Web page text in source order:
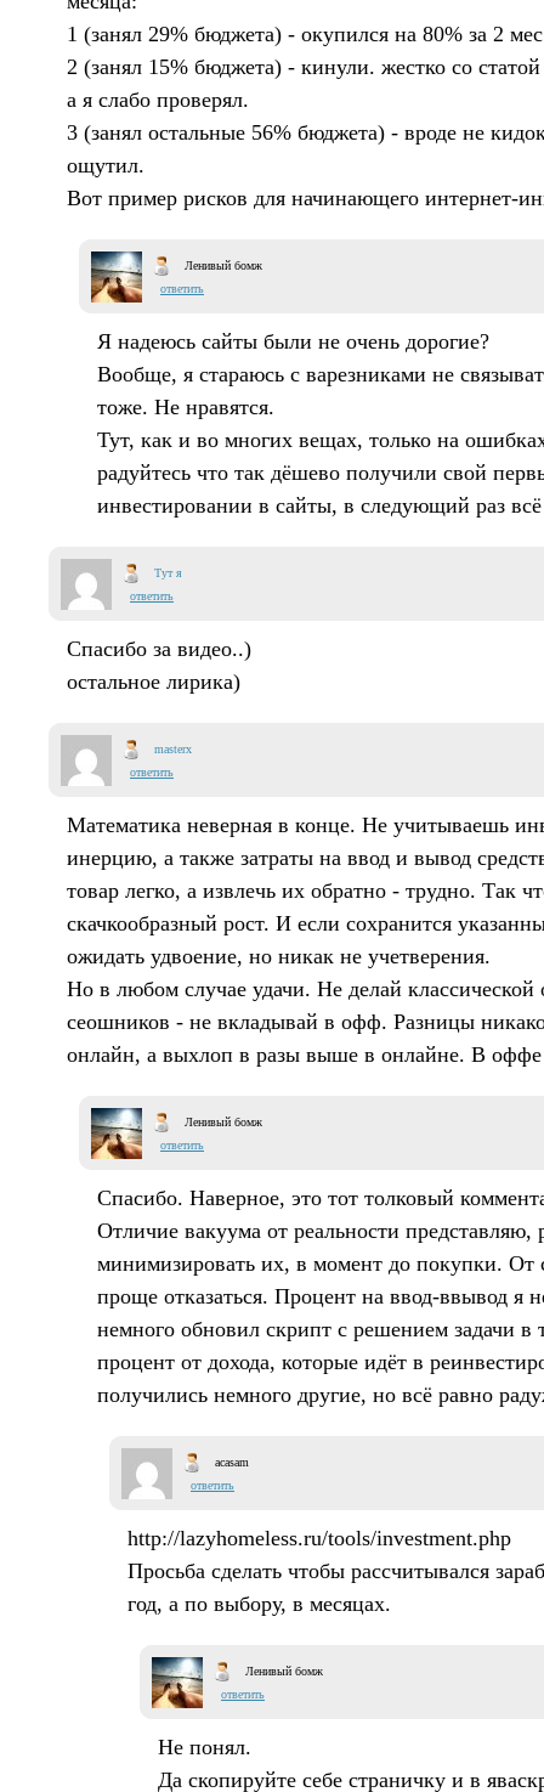
1 (занял 29% бюджета) - окупился на 80% за 2
2 (занял 15% бюджета) - кинули. жестко со
а я слабо проверял.
3 (занял остальные 56% бюджета) - вроде не
ощутил.
Вот пример рисков для начинающего интернет-
Ленивый бомж
ответить
Я надеюсь сайты были не очень дорогие?
Вообще, я стараюсь с варезниками не
тоже. Не нравятся.
Тут, как и во многих вещах, только на
радуйтесь что так дёшево получили свой
инвестировании в сайты, в следующий раз
Тут я
ответить
Спасибо за видео..)
остальное лирика)
masterx
ответить
Математика неверная в конце. Не учитываешь
инерцию, а также затраты на ввод и вывод
товар легко, а извлечь их обратно - трудно. Так
скачкообразный рост. И если сохранится
ожидать удвоение, но никак не учетверения.
Но в любом случае удачи. Не делай
сеошников - не вкладывай в офф. Разницы
онлайн, а выхлоп в разы выше в онлайне. В
Ленивый бомж
ответить
Спасибо. Наверное, это тот толковый
Отличие вакуума от реальности представляю,
минимизировать их, в момент до покупки. От
проще отказаться. Процент на ввод-ввывод я
немного обновил скрипт с решением задачи в
процент от дохода, которые идёт в
получились немного другие, но всё равно
acasam
ответить
http://lazyhomeless.ru/tools/investment.php
Просьба сделать чтобы рассчитывался
год, а по выбору, в месяцах.
Ленивый бомж
ответить
Не понял.
Да скопируйте себе страничку и в